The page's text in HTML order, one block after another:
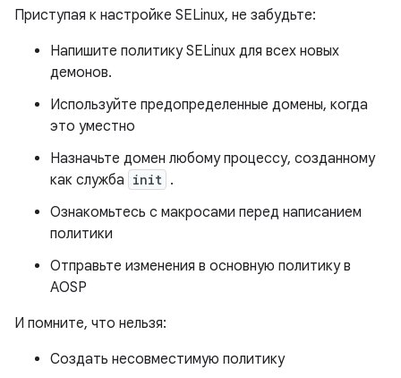
Приступая к настройке SELinux, не забудьте:
Напишите политику SELinux для всех новых
демонов.
Используйте предопределенные домены, когда
это уместно
Назначьте домен любому процессу, созданному
как служба init .
Ознакомьтесь с макросами перед написанием
политики
Отправьте изменения в основную политику в
AOSP
И помните, что нельзя:
Создать несовместимую политику